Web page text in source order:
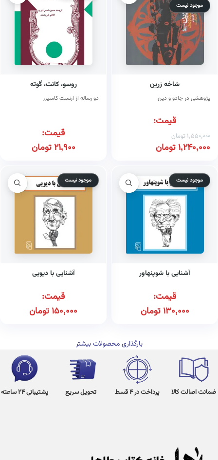
موجود نیست
شاخه زرین
پژوهشی در جادو و دین
قیمت:
1,550,000تومان
1,240,000تومان
روسو، کانت، گوته
دو رساله از ارنست کاسیرر
قیمت:
21,900تومان
موجود نیست
آشنایی با شوپنهاور
قیمت:
130,000تومان
موجود نیست
آشنایی با دیویی
قیمت:
150,000تومان
بارگذاری محصولات بیشتر
ضمانت اصالت کالا پرداخت در 4 قسط تحویل سریع پشتیبانی 24 ساعته